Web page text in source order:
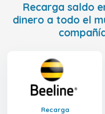
Recarga saldo
dinero a todo el
Recarga